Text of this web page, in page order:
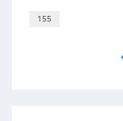
155